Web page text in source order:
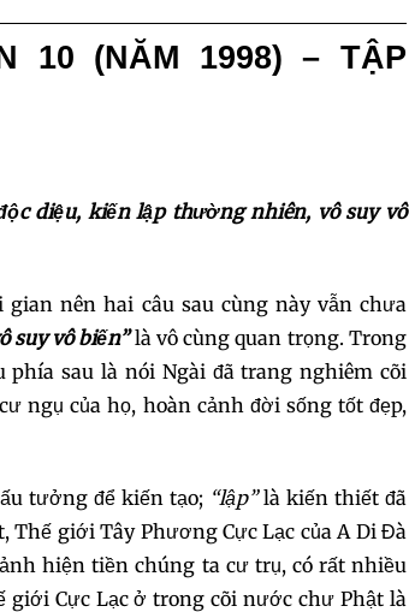
028 029 030
040 041 042
043 044 045
049 050 051
052 053 054
10 (NĂM 1998) – TẬP
diệu, kiến lập thường nhiên, vô suy vô
nên hai câu sau cùng này vẫn chưa
suy vô biến”là vô cùng quan trọng. Trong
sau là nói Ngài đã trang nghiêm cõi
ngụ của họ, hoàn cảnh đời sống tốt đẹp,
tưởng để kiến tạo; “lập”là kiến thiết đã
giới Tây Phương Cực Lạc của A Di Đà
hiện tiền chúng ta cư trụ, có rất nhiều
Cực Lạc ở trong cõi nước chư Phật là